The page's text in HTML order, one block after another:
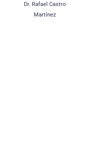
Dr. Rafael Castro
Martínez